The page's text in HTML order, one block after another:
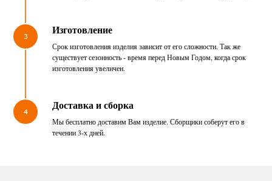
3 Изготовление
Срок изготовления изделия зависит от его сложности. Так же
существует сезонность - время перед Новым Годом, когда срок
изготовления увеличен.
4 Доставка и сборка
Мы бесплатно доставим Вам изделие. Сборщики соберут его в
течении 3-х дней.